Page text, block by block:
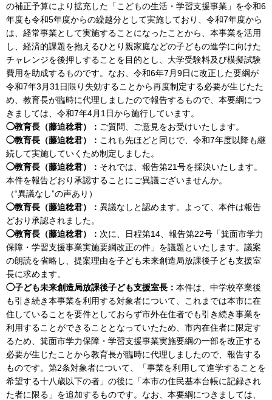
の補正予算により拡充した「こどもの生活・学習支援事業」を令和6
年度も令和5年度からの繰越分として実施しており、令和7年度から
は、経常事業として実施することになったことから、本事業を活用
し、経済的課題を抱えるひとり親家庭などの子どもの進学に向けた
チャレンジを後押しすることを目的とし、大学受験料及び模擬試験
費用を助成するものです。なお、令和6年7月9日に改正した要綱が
令和7年3月31日限り失効することから再度制定する必要が生じたた
め、教育長が臨時に代理しましたので報告するもので、本要綱につ
きましては、令和7年4月1日から施行しています。
◯教育長（藤迫稔君）： ご質問、ご意見をお受けいたします。
◯教育長（藤迫稔君）： これも先ほどと同じで、令和7年度以降も継
続して実施していくため制定しました。
◯教育長（藤迫稔君）： それでは、報告第21号を採決いたします。
本件を報告どおり承認することにご異議ございませんか。
（“異議なし”の声あり）
◯教育長（藤迫稔君）： 異議なしと認めます。よって、本件は報告
どおり承認されました。
◯教育長（藤迫稔君）： 次に、日程第14、報告第22号「箕面市学力
保障・学習支援事業実施要綱改正の件」を議題といたします。議案
の朗読を省略し、提案理由を子ども未来創造局放課後子ども支援室
長に求めます。
◯子ども未来創造局放課後子ども支援室長： 本件は、中学校卒業後
も引き続き本事業を利用する対象者について、これまでは本市に在
住していることを要件としておらず市外在住者でも引き続き事業を
利用することができることとなっていたため、市内在住者に限定す
るため、箕面市学力保障・学習支援事業実施要綱の一部を改正する
必要が生じたことから教育長が臨時に代理しましたので、報告する
ものです。第2条対象者について、「事業を利用して進学することを
希望する十八歳以下の者」の後に「本市の住民基本台帳に記録され
た者に限る」を追加するものです。なお、本要綱につきましては、